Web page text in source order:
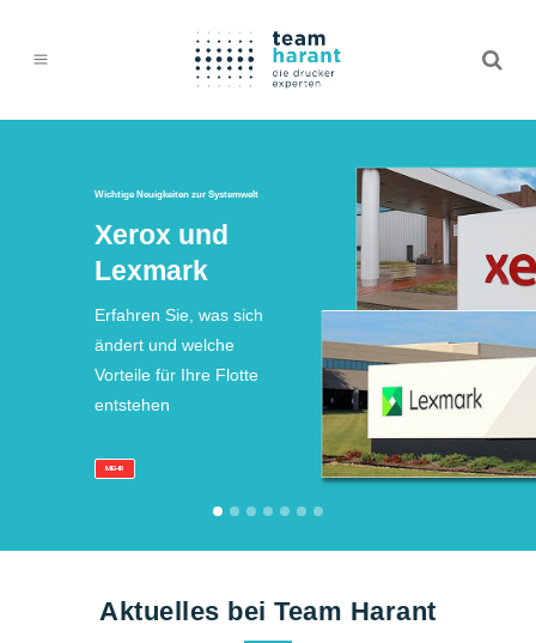
Wichtige Neuigkeiten zur Systemwelt
Xerox und
Lexmark
Erfahren Sie, was sich
ändert und welche
Vorteile für Ihre Flotte
entstehen
MEHR
Aktuelles bei Team Harant